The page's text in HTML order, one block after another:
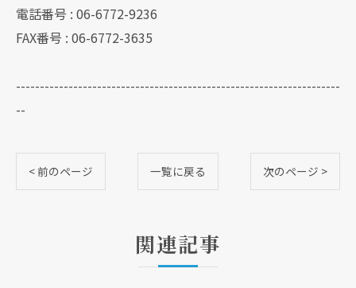
電話番号 : 06-6772-9236
FAX番号 : 06-6772-3635
--------------------------------------------------------------------
--
< 前のページ 一覧に戻る 次のページ >
関連記事